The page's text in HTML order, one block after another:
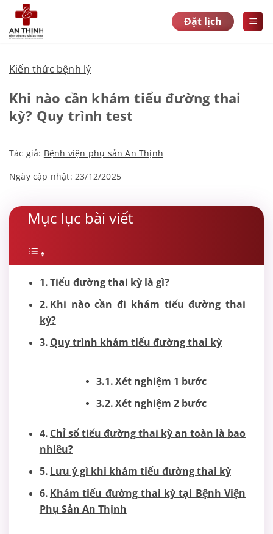
qua
nội
Đặt lịch
Kiến thức bệnh lý
Khi nào cần khám tiểu đường thai
kỳ? Quy trình test
Tác giả: Bệnh viện phụ sản An Thịnh
Ngày cập nhật: 23/12/2025
Mục lục bài viết
Tiểu đường thai kỳ là gì?
Khi nào cần đi khám tiểu đường thai
kỳ?
Quy trình khám tiểu đường thai kỳ
Xét nghiệm 1 bước
Xét nghiệm 2 bước
Chỉ số tiểu đường thai kỳ an toàn là bao
nhiêu?
Lưu ý gì khi khám tiểu đường thai kỳ
Khám tiểu đường thai kỳ tại Bệnh Viện
Phụ Sản An Thịnh